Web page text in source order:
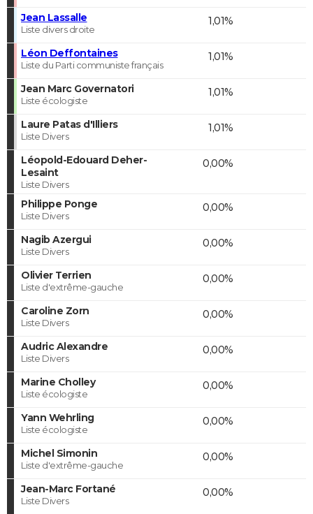
Jean Lassalle
Liste divers droite
1,01%
Léon Deffontaines
Liste du Parti communiste français
1,01%
Jean Marc Governatori
Liste écologiste
1,01%
Laure Patas d'Illiers
Liste Divers
1,01%
Léopold-Edouard Deher-
Lesaint
Liste Divers
0,00%
Philippe Ponge
Liste Divers
0,00%
Nagib Azergui
Liste Divers
0,00%
Olivier Terrien
Liste d'extrême-gauche
0,00%
Caroline Zorn
Liste Divers
0,00%
Audric Alexandre
Liste Divers
0,00%
Marine Cholley
Liste écologiste
0,00%
Yann Wehrling
Liste écologiste
0,00%
Michel Simonin
Liste d'extrême-gauche
0,00%
Jean-Marc Fortané
Liste Divers
0,00%